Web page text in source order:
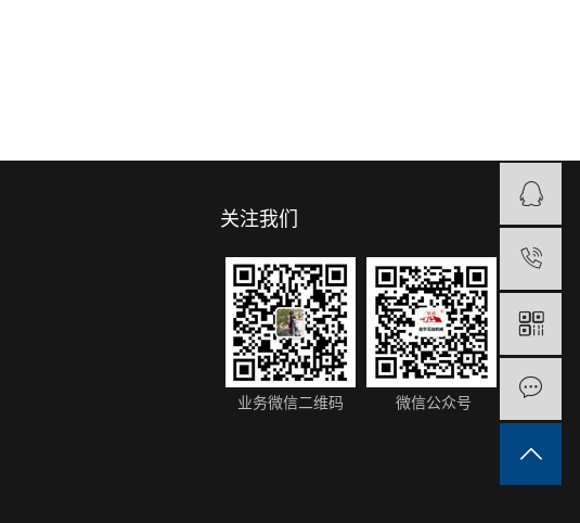
关注我们
业务微信二维码 微信公众号